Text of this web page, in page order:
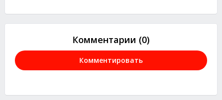
Комментарии (0)
Комментировать